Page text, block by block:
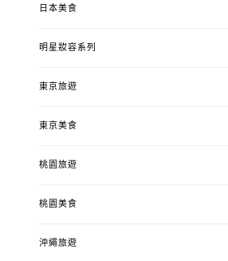
日本美食
明星妝容系列
東京旅遊
東京美食
桃園旅遊
桃園美食
沖繩旅遊